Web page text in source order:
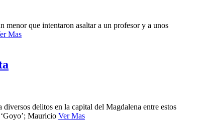
que intentaron asaltar a un profesor y a unos
Mas
delitos en la capital del Magdalena entre estos
Mauricio Ver Mas